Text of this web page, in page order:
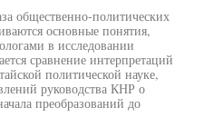
общественно-политических
основные понятия,
в исследовании
сравнение интерпретаций
политической науке,
руководства КНР о
преобразований до